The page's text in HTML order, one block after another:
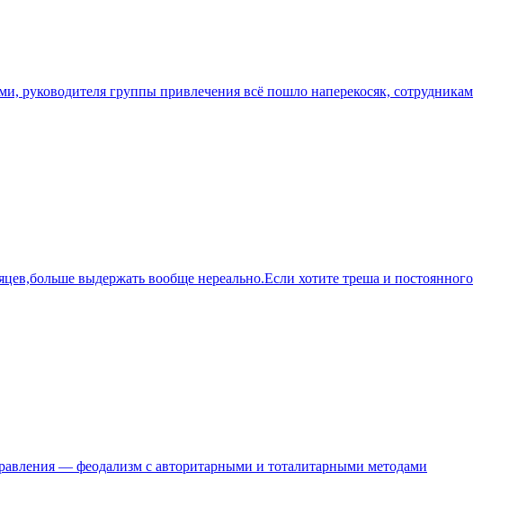
руководителя группы привлечения всё пошло наперекосяк, сотрудникам
выдержать вообще нереально.Если хотите треша и постоянного
— феодализм с авторитарными и тоталитарными методами